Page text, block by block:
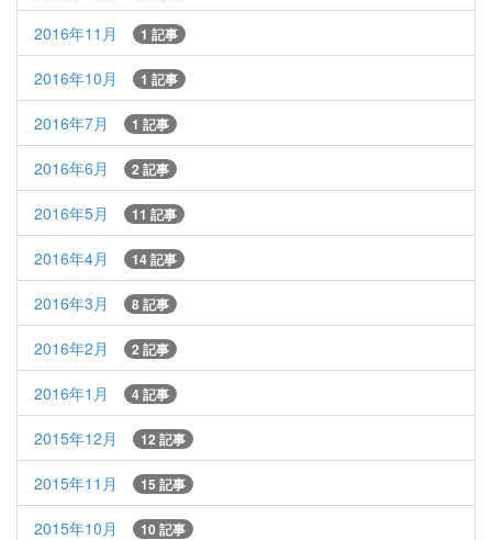
2016年11月 1 記事
2016年10月 1 記事
2016年7月 1 記事
2016年6月 2 記事
2016年5月 11 記事
2016年4月 14 記事
2016年3月 8 記事
2016年2月 2 記事
2016年1月 4 記事
2015年12月 12 記事
2015年11月 15 記事
2015年10月 10 記事